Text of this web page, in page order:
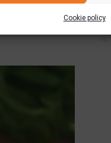
Cookie policy